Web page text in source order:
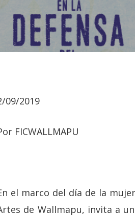
to close
09/2019
FICWALLMAPU
el marco del día de la
de Wallmapu, invita a